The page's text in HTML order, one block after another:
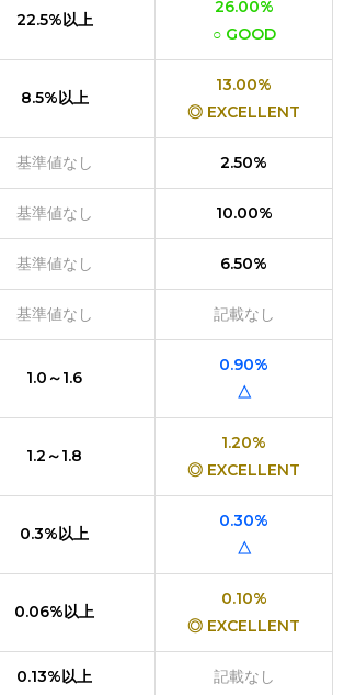
22.5%以上
26.00%
○ GOOD
8.5%以上
13.00%
◎ EXCELLENT
基準値なし 2.50%
基準値なし 10.00%
基準値なし 6.50%
基準値なし 記載なし
1.0～1.6
0.90%
△
1.2～1.8
1.20%
◎ EXCELLENT
0.3%以上
0.30%
△
0.06%以上
0.10%
◎ EXCELLENT
0.13%以上 記載なし